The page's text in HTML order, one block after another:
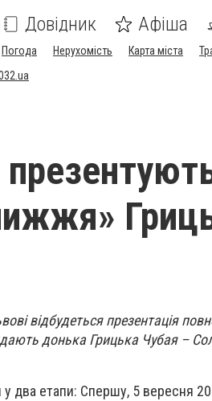
Довідник Афіша
Погода Нерухомість Карта міста
відбудеться презентація
донька Грицька Чубая –
два етапи: Спершу, 5 вересня